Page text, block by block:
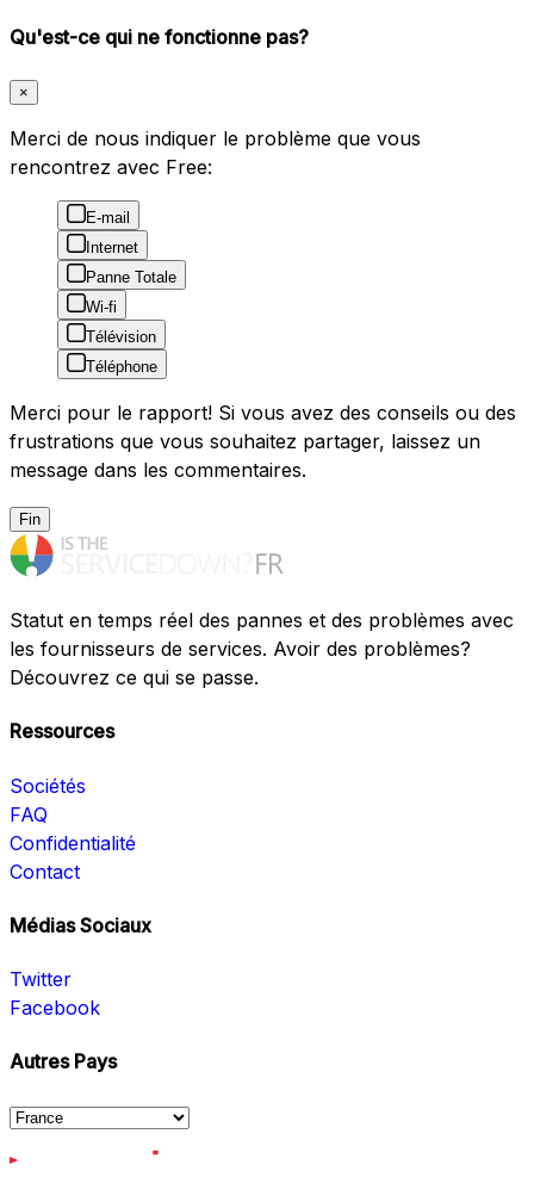
Qu'est-ce qui ne fonctionne pas?
×
Merci de nous indiquer le problème que vous
rencontrez avec Free:
E-mail
Internet
Panne Totale
Wi-fi
Télévision
Téléphone
Merci pour le rapport! Si vous avez des conseils ou des
frustrations que vous souhaitez partager, laissez un
message dans les commentaires.
Fin
Statut en temps réel des pannes et des problèmes avec
les fournisseurs de services. Avoir des problèmes?
Découvrez ce qui se passe.
Ressources
Sociétés
FAQ
Confidentialité
Contact
Médias Sociaux
Twitter
Facebook
Autres Pays